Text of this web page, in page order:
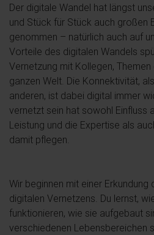
Der digitale Wandel hat längst
und Stück für Stück auch großen
genommen – natürlich auch auf
Vorteile des digitalen Wandels
Vernetzung mit Kollegen,
ganzen Welt. Die Konnektivität,
anderen, ist dabei digital immer
vernetzt sein hat sowohl Einfluss
Leistung und die Expertise als
damit pflegen.
Wir beginnen mit einer Erkundung
digitalen Vernetzens. Du lernst,
funktionieren, wie sie aufgebaut
verschiedenen Lebensbereichen